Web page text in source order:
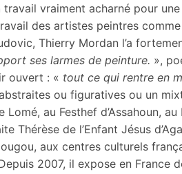
travail vraiment acharné pour
des artistes peintres
Thierry Mordan l’a
ses larmes de peinture. »,
ouvert : « tout ce qui rentre en
ou figuratives ou un
au Festhef d’Assahoun,
Thérèse de l’Enfant Jésus
aux centres culturels
2007, il expose en France